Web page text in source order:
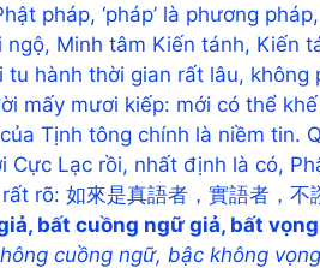
pháp, ‘pháp’ là phương
Minh tâm Kiến tánh, Kiến
hành thời gian rất lâu,
mấy mươi kiếp: mới có thể
Tịnh tông chính là niềm tin.
Cực Lạc rồi, nhất định là có,
rõ: 如來是真語者，實語者，不
bất cuồng ngữ giả, bất
cuồng ngữ, bậc không